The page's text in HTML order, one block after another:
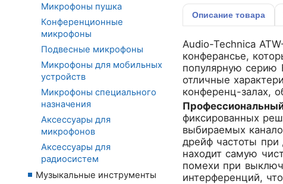
Микрофоны пушка
Конференционные
микрофоны
Подвесные микрофоны
Микрофоны для мобильных
устройств
Микрофоны специального
назначения
Аксессуары для
микрофонов
Аксессуары для
радиосистем
Музыкальные инструменты
Описание товара
Audio-Technica
конферансье,
популярную серию
отличные
конференц-залах,
фиксированных
выбираемых
дрейф частоты при
находит самую
помехи при
интерференций,